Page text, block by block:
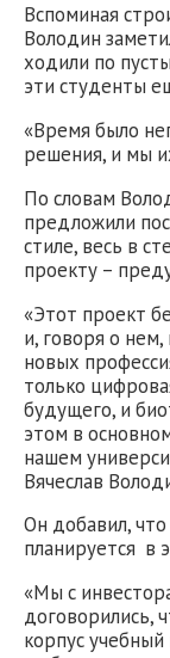
Вспоминая
Володин
ходили по
эти студенты
«Время было
решения, и мы
По словам
предложили
стиле, весь в
проекту –
«Этот проект
и, говоря о
новых
только
будущего, и
этом в
нашем
Вячеслав
Он добавил,
планируется в
«Мы с
договорились,
корпус